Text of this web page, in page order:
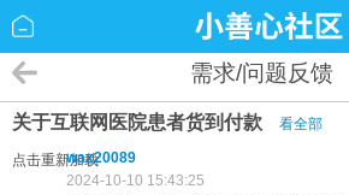
需求/问题反馈
关于互联网医院患者货到付款 看全部
点击重新加载wax20089
2024-10-10 15:43:25